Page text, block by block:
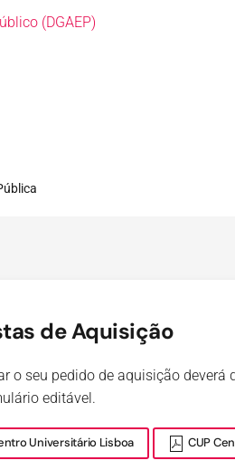
(DGAEP)
de Aquisição
o seu pedido de aquisição deverá
editável.
Universitário Lisboa CUP